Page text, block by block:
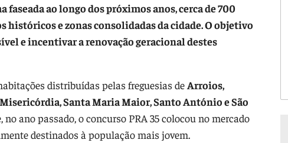
faseada ao longo dos próximos anos, cerca de 700
e zonas consolidadas da cidade. O objetivo
e incentivar a renovação geracional destes
distribuídas pelas freguesias de Arroios,
Santa Maria Maior, Santo António e São
ano passado, o concurso PRA 35 colocou no mercado
destinados à população mais jovem.